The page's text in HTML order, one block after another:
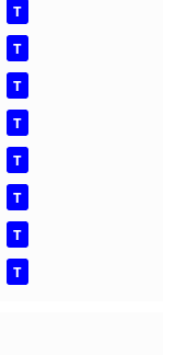
T
T
T
T
T
T
T
T